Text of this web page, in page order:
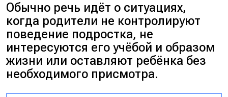
Обычно речь идёт о ситуациях,
когда родители не контролируют
поведение подростка, не
интересуются его учёбой и образом
жизни или оставляют ребёнка без
необходимого присмотра.